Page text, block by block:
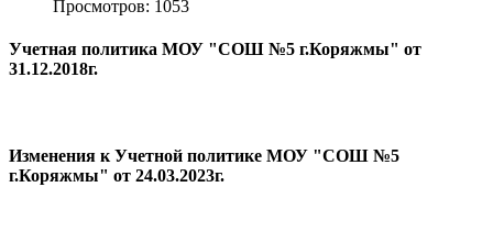
Просмотров: 1053
Учетная политика МОУ "СОШ №5 г.Коряжмы" от
31.12.2018г.
Изменения к Учетной политике МОУ "СОШ №5
г.Коряжмы" от 24.03.2023г.